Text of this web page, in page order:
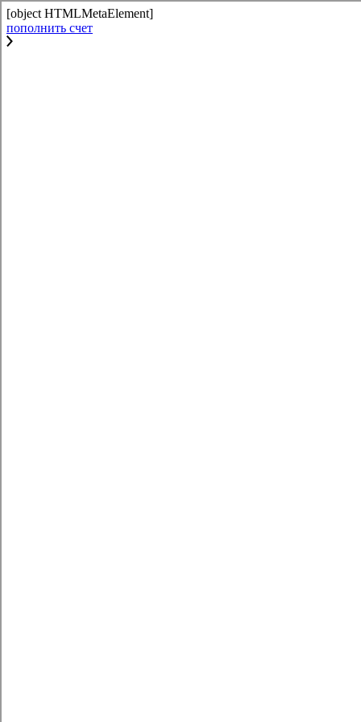
[object HTMLMetaElement]
пополнить счет